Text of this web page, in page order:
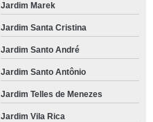
Jardim Marek
Jardim Santa Cristina
Jardim Santo André
Jardim Santo Antônio
Jardim Telles de Menezes
Jardim Vila Rica